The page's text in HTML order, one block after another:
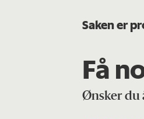
Saken er
Få
Ønsker du